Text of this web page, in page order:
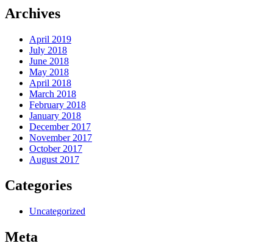
Archives
April 2019
July 2018
June 2018
May 2018
April 2018
March 2018
February 2018
January 2018
December 2017
November 2017
October 2017
August 2017
Categories
Uncategorized
Meta